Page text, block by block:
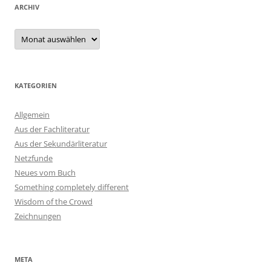
ARCHIV
Archiv
KATEGORIEN
Allgemein
Aus der Fachliteratur
Aus der Sekundärliteratur
Netzfunde
Neues vom Buch
Something completely different
Wisdom of the Crowd
Zeichnungen
META